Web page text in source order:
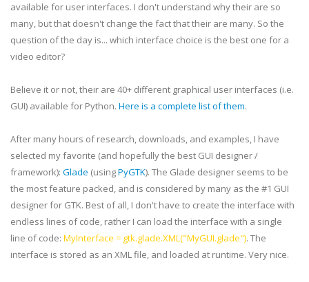
available for user interfaces. I don't understand why their are so
many, but that doesn't change the fact that their are many. So the
question of the day is... which interface choice is the best one for a
video editor?
Believe it or not, their are 40+ different graphical user interfaces (i.e.
GUI) available for Python. Here is a complete list of them.
After many hours of research, downloads, and examples, I have
selected my favorite (and hopefully the best GUI designer /
framework): Glade (usingPyGTK). The Glade designer seems to be
the most feature packed, and is considered by many as the #1 GUI
designer for GTK. Best of all, I don't have to create the interface with
endless lines of code, rather I can load the interface with a single
line of code: MyInterface = gtk.glade.XML("MyGUI.glade"). The
interface is stored as an XML file, and loaded at runtime. Very nice.